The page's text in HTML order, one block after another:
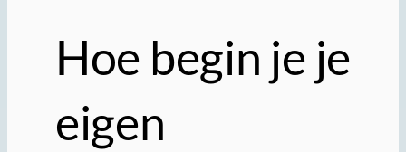
Hoe begin je je
eigen